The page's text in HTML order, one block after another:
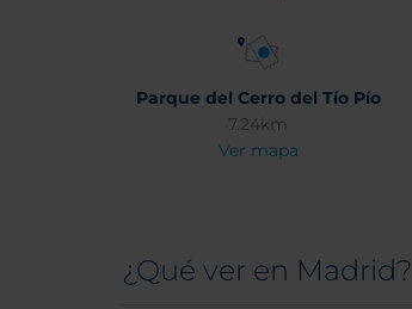
Parque del Cerro del Tío Pío
7.24km
Ver mapa
¿Qué ver en Madrid?